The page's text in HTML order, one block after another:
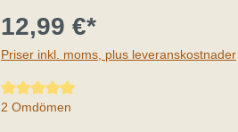
12,99 €*
Priser inkl. moms, plus leveranskostnader
Genomsnittligt betyg på 5 av 5 stjärnor
2 Omdömen